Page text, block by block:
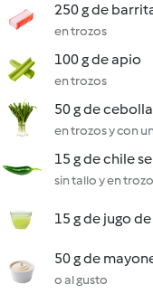
250 g de
en trozos
100 g de apio
en trozos
50 g de
en trozos y con
15 g de chile
sin tallo y en
15 g de jugo
50 g de
o al gusto